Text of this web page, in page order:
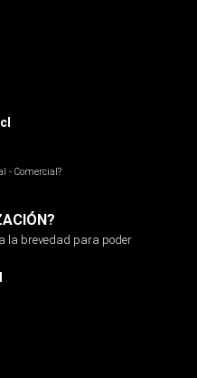
- Comercial?
la brevedad para poder